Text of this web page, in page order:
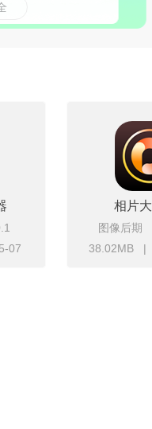
07
相片
图像后期
38.02MB